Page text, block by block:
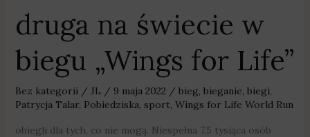
druga na świecie w
biegu „Wings for Life”
Bez kategorii/ JL / 9 maja 2022 / bieg, bieganie, biegi,
Patrycja Talar, Pobiedziska, sport, Wings for Life World Run
obiegli dla tych, co nie mogą. Niespełna 7,5 tysiąca osób